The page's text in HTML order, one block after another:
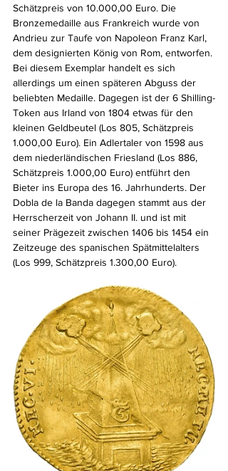
Schätzpreis von 10.000,00 Euro. Die
Bronzemedaille aus Frankreich wurde von
Andrieu zur Taufe von Napoleon Franz Karl,
dem designierten König von Rom, entworfen.
Bei diesem Exemplar handelt es sich
allerdings um einen späteren Abguss der
beliebten Medaille. Dagegen ist der 6 Shilling-
Token aus Irland von 1804 etwas für den
kleinen Geldbeutel (Los 805, Schätzpreis
1.000,00 Euro). Ein Adlertaler von 1598 aus
dem niederländischen Friesland (Los 886,
Schätzpreis 1.000,00 Euro) entführt den
Bieter ins Europa des 16. Jahrhunderts. Der
Dobla de la Banda dagegen stammt aus der
Herrscherzeit von Johann II. und ist mit
seiner Prägezeit zwischen 1406 bis 1454 ein
Zeitzeuge des spanischen Spätmittelalters
(Los 999, Schätzpreis 1.300,00 Euro).